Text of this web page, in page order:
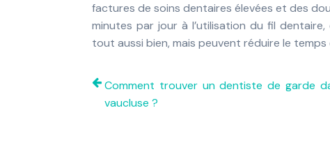
factures de soins dentaires élevées et des
minutes par jour à l’utilisation du fil
tout aussi bien, mais peuvent réduire le
Comment trouver un dentiste de garde
vaucluse ?